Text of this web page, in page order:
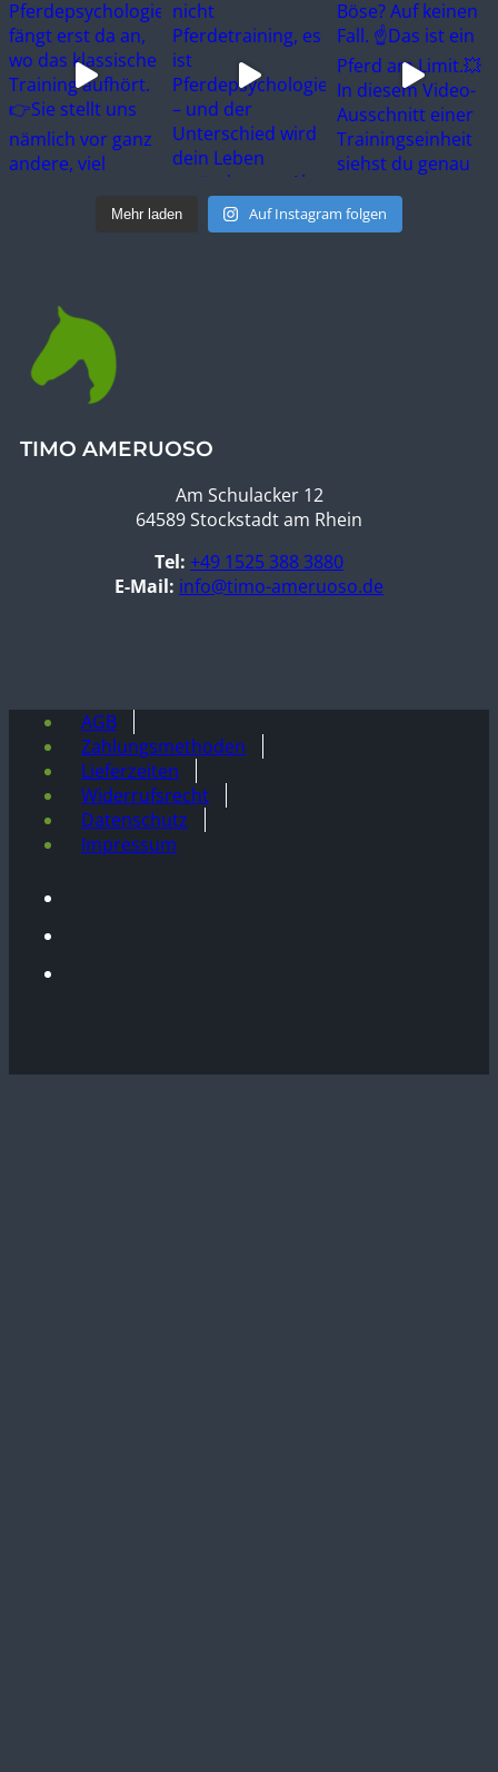
Mehr laden Auf Instagram folgen
TIMO AMERUOSO
Am Schulacker 12
64589 Stockstadt am Rhein
Tel: +49 1525 388 3880
E-Mail: info@timo-ameruoso.de
AGB
Zahlungsmethoden
Lieferzeiten
Widerrufsrecht
Datenschutz
Impressum